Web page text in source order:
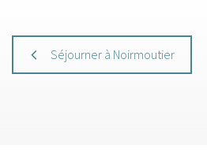
Séjourner à Noirmoutier